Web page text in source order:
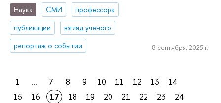
Наука СМИ
профессора
публикации
взгляд ученого
репортаж о событии
8 сентября, 2025 г.
1 ... 7 8 9 10 11 12 13
14
15
16 17 18 19 20 21 22 23
24